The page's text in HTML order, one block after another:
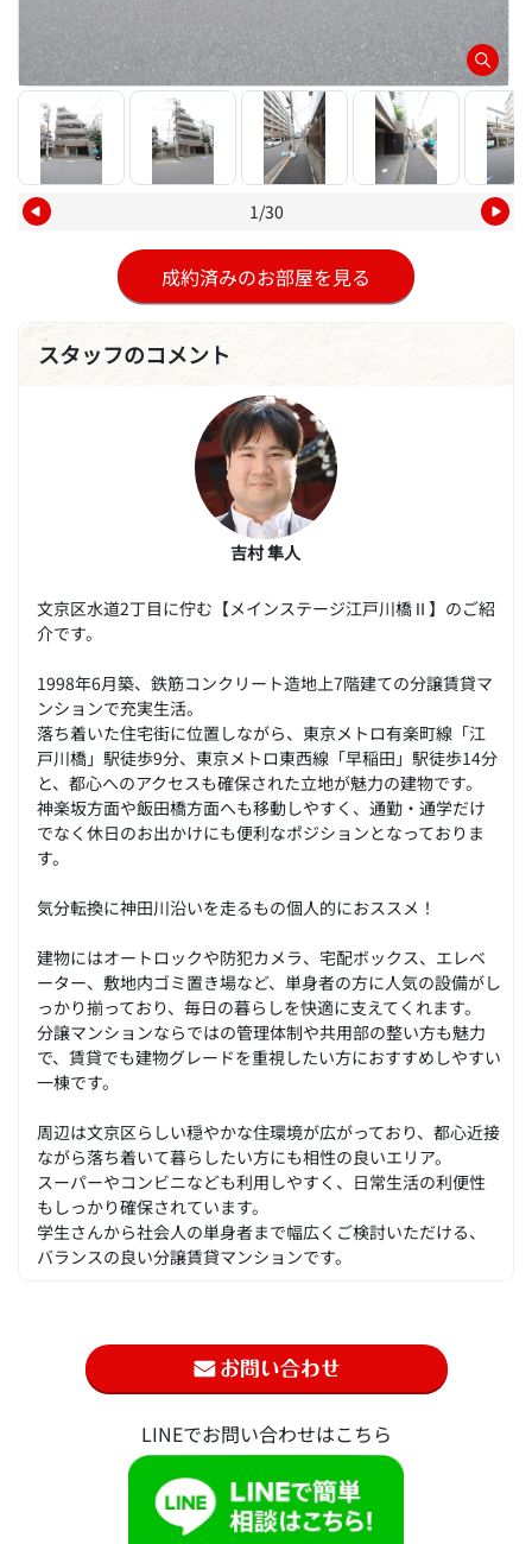
1/30
成約済みのお部屋を見る
スタッフのコメント
吉村 隼人
文京区水道2丁目に佇む【メインステージ江戸川橋Ⅱ】のご紹
介です。
1998年6月築、鉄筋コンクリート造地上7階建ての分譲賃貸マ
ンションで充実生活。
落ち着いた住宅街に位置しながら、東京メトロ有楽町線「江
戸川橋」駅徒歩9分、東京メトロ東西線「早稲田」駅徒歩14分
と、都心へのアクセスも確保された立地が魅力の建物です。
神楽坂方面や飯田橋方面へも移動しやすく、通勤・通学だけ
でなく休日のお出かけにも便利なポジションとなっておりま
す。
気分転換に神田川沿いを走るもの個人的におススメ！
建物にはオートロックや防犯カメラ、宅配ボックス、エレベ
ーター、敷地内ゴミ置き場など、単身者の方に人気の設備がし
っかり揃っており、毎日の暮らしを快適に支えてくれます。
分譲マンションならではの管理体制や共用部の整い方も魅力
で、賃貸でも建物グレードを重視したい方におすすめしやすい
一棟です。
周辺は文京区らしい穏やかな住環境が広がっており、都心近接
ながら落ち着いて暮らしたい方にも相性の良いエリア。
スーパーやコンビニなども利用しやすく、日常生活の利便性
もしっかり確保されています。
学生さんから社会人の単身者まで幅広くご検討いただける、
バランスの良い分譲賃貸マンションです。
LINEでお問い合わせはこちら